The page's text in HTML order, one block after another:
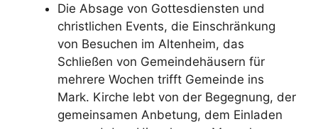
Die Absage von Gottesdiensten und
christlichen Events, die Einschränkung
von Besuchen im Altenheim, das
Schließen von Gemeindehäusern für
mehrere Wochen trifft Gemeinde ins
Mark. Kirche lebt von der Begegnung, der
gemeinsamen Anbetung, dem Einladen